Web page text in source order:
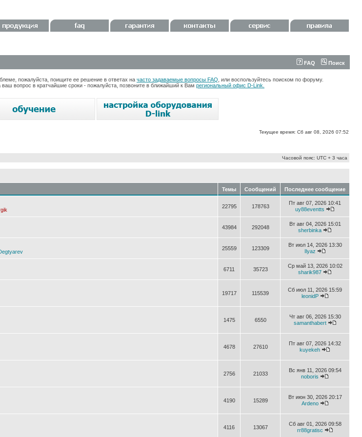
FAQ Поиск
пожалуйста, поищите ее решение в ответах на часто задаваемые вопросы FAQ , или воспользуйтесь поиском по форуму.
вопрос в кратчайшие сроки - пожалуйста, позвоните в ближайший к Вам региональный офис D-Link.
Текущее время: Сб авг 08, 2026 07:52
Часовой пояс: UTC + 3 часа
Темы Сообщений Последнее сообщение
22795 178763
Пт авг 07, 2026 10:41
uy88eventts
43984 292048
Вт авг 04, 2026 15:01
sherbinka
25559 123309
Вт июл 14, 2026 13:30
Ilyaz
6711 35723
Ср май 13, 2026 10:02
sharik987
19717 115539
Сб июл 11, 2026 15:59
leonidP
1475 6550
Чт авг 06, 2026 15:30
samanthabert
4678 27610
Пт авг 07, 2026 14:32
kuyekeh
2756 21033
Вс янв 11, 2026 09:54
noboris
4190 15289
Вт июн 30, 2026 20:17
Ardeno
4116 13067
Сб авг 01, 2026 09:58
rr88gratisc